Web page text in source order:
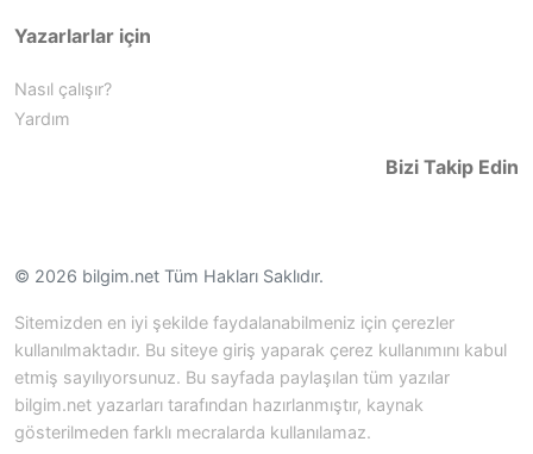
Yazarlarlar için
Nasıl çalışır?
Yardım
Bizi Takip Edin
© 2026 bilgim.net Tüm Hakları Saklıdır.
Sitemizden en iyi şekilde faydalanabilmeniz için çerezler
kullanılmaktadır. Bu siteye giriş yaparak çerez kullanımını kabul
etmiş sayılıyorsunuz. Bu sayfada paylaşılan tüm yazılar
bilgim.net yazarları tarafından hazırlanmıştır, kaynak
gösterilmeden farklı mecralarda kullanılamaz.